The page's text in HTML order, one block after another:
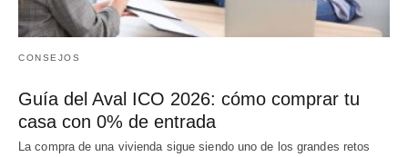
CONSEJOS
Guía del Aval ICO 2026: cómo comprar tu
casa con 0% de entrada
La compra de una vivienda sigue siendo uno de los grandes retos